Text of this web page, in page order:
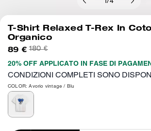
/4
T-Shirt Relaxed T-Rex In
Organico
89 € 180 €
20% OFF APPLICATO IN FASE DI
CONDIZIONI COMPLETI SONO
COLOR: Avorio vintage / Blu